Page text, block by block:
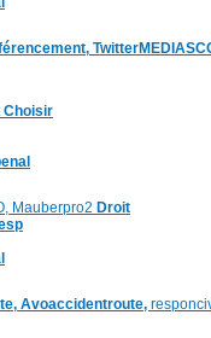
Choisir
Mauberpro2 Droit
Avoaccidentroute,